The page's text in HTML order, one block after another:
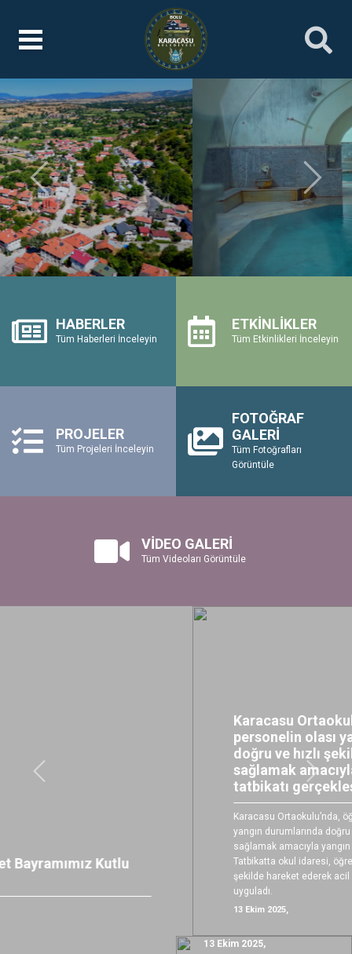
Önceki Sonraki
HABERLER
Tüm Haberleri İnceleyin
ETKİNLİKLER
Tüm Etkinlikleri İnceleyin
PROJELER
Tüm Projeleri İnceleyin
FOTOĞRAF
GALERİ
Tüm Fotoğrafları
Görüntüle
VİDEO GALERİ
Tüm Videoları Görüntüle
Karacasu Ortaokulu’nda, öğrencilerin ve
personelin olası yangın durumlarında
doğru ve hızlı şekilde hareket etmelerini
sağlamak amacıyla yangın tahliye
tatbikatı gerçekleştirildi.
Karacasu Ortaokulu’nda, öğrencilerin ve personelin olası
yangın durumlarında doğru ve hızlı şekilde hareket etmelerini
sağlamak amacıyla yangın tahliye tatbikatı gerçekleştirildi.
Tatbikatta okul idaresi, öğretmenler ve öğrenciler koordineli bir
şekilde hareket ederek acil durum senaryosunu başarıyla
Önceki Sonraki
13 Ekim 2025,